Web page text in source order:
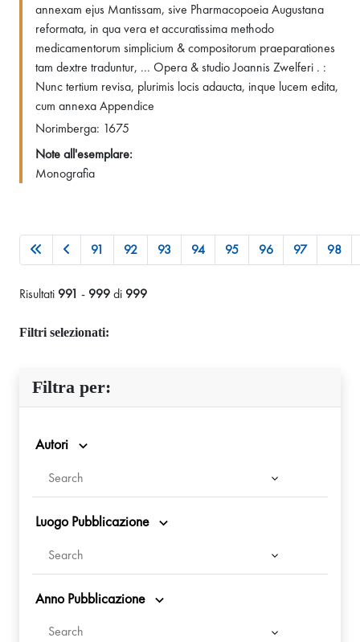
annexam ejus Mantissam, sive Pharmacopoeia Augustana
reformata, in qua vera et accuratissima methodo
medicamentorum simplicium & compositorum praeparationes
tam dextre traduntur, ... Opera & studio Joannis Zwelferi . :
Nunc tertium revisa, plurimis locis adaucta, inque lucem edita,
cum annexa Appendice
Norimberga: 1675
Note all'esemplare:
Monografia
91 92 93 94 95 96 97 98
Risultati 991 - 999di 999
Filtri selezionati:
Filtra per:
Autori
Luogo Pubblicazione
Anno Pubblicazione